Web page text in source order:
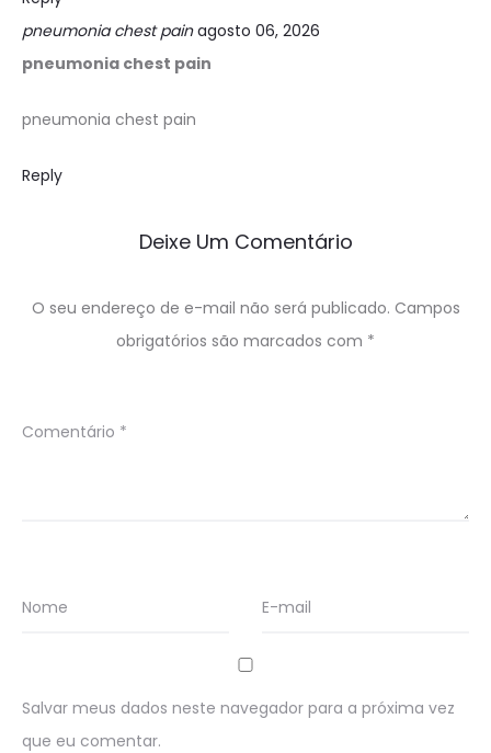
pneumonia chest pain agosto 06, 2026
pneumonia chest pain
pneumonia chest pain
Reply
Deixe Um Comentário
O seu endereço de e-mail não será publicado. Campos
obrigatórios são marcados com *
Comentário *
Nome E-mail
Salvar meus dados neste navegador para a próxima vez
que eu comentar.